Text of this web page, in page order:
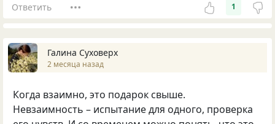
Ответить 1
Галина Суховерх
2 месяца назад
Когда взаимно, это подарок свыше.
Невзаимность – испытание для одного, проверка